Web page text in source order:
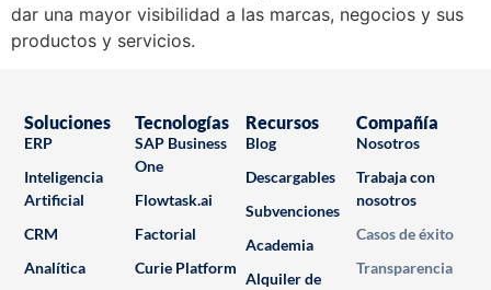
dar una mayor visibilidad a las marcas, negocios y sus
productos y servicios.
Soluciones
ERP
Inteligencia
Artificial
CRM
Analítica
Tecnologías
SAP Business
One
Flowtask.ai
Factorial
Curie Platform
Recursos
Blog
Descargables
Subvenciones
Academia
Alquiler de
Compañía
Nosotros
Trabaja con
nosotros
Casos de éxito
Transparencia